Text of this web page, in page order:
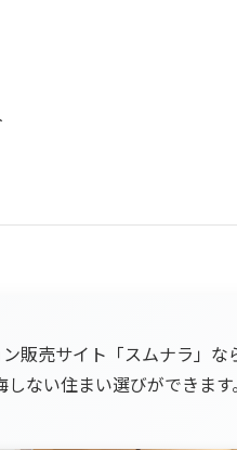
販売サイト「スムナラ」な
しない住まい選びができます